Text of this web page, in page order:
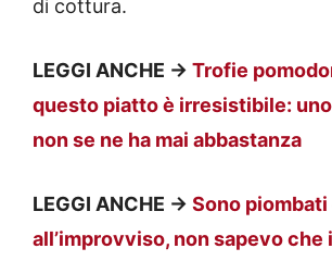
di cottura.
LEGGI ANCHE -> Trofie
questo piatto è irresistibile: uno
non se ne ha mai abbastanza
LEGGI ANCHE -> Sono
all’improvviso, non sapevo che